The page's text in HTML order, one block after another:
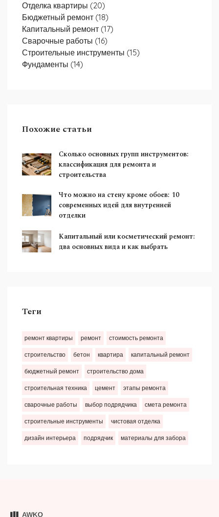
Отделка квартиры (20)
Бюджетный ремонт (18)
Капитальный ремонт (17)
Сварочные работы (16)
Строительные инструменты (15)
Фундаменты (14)
Похожие статьи
Сколько основных групп инструментов:
классификация для ремонта и
строительства
Что можно на стену кроме обоев: 10
современных идей для внутренней
отделки
Капитальный или косметический ремонт:
два основных вида и как выбрать
Теги
ремонт квартиры ремонт стоимость ремонта
строительство бетон квартира капитальный ремонт
бюджетный ремонт строительство дома
строительная техника цемент этапы ремонта
сварочные работы выбор подрядчика смета ремонта
строительные инструменты чистовая отделка
дизайн интерьера подрядчик материалы для забора